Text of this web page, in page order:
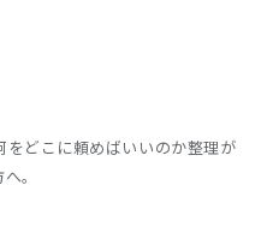
どこに頼めばいいのか整理が
。